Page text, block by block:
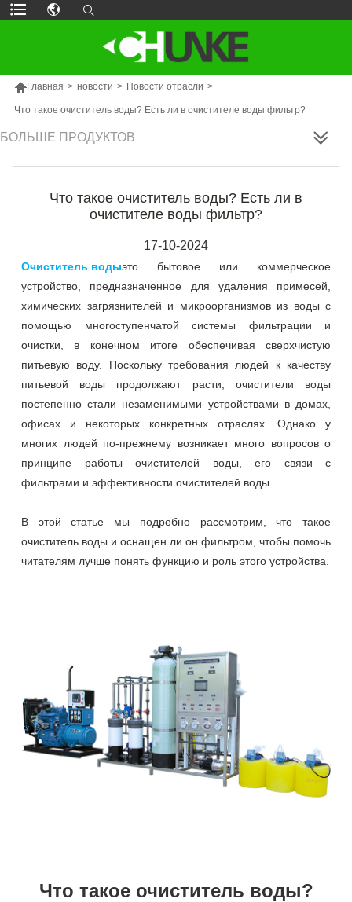
Главная > новости > Новости отрасли >
Что такое очиститель воды? Есть ли в очистителе воды фильтр?
БОЛЬШЕ ПРОДУКТОВ
Что такое очиститель воды? Есть ли в
очистителе воды фильтр?
17-10-2024
Очиститель водыэто бытовое или коммерческое
устройство, предназначенное для удаления примесей,
химических загрязнителей и микроорганизмов из воды с
помощью многоступенчатой ​​системы фильтрации и
очистки, в конечном итоге обеспечивая сверхчистую
питьевую воду. Поскольку требования людей к качеству
питьевой воды продолжают расти, очистители воды
постепенно стали незаменимыми устройствами в домах,
офисах и некоторых конкретных отраслях. Однако у
многих людей по-прежнему возникает много вопросов о
принципе работы очистителей воды, его связи с
фильтрами и эффективности очистителей воды.
В этой статье мы подробно рассмотрим, что такое
очиститель воды и оснащен ли он фильтром, чтобы помочь
читателям лучше понять функцию и роль этого устройства.
Что такое очиститель воды?